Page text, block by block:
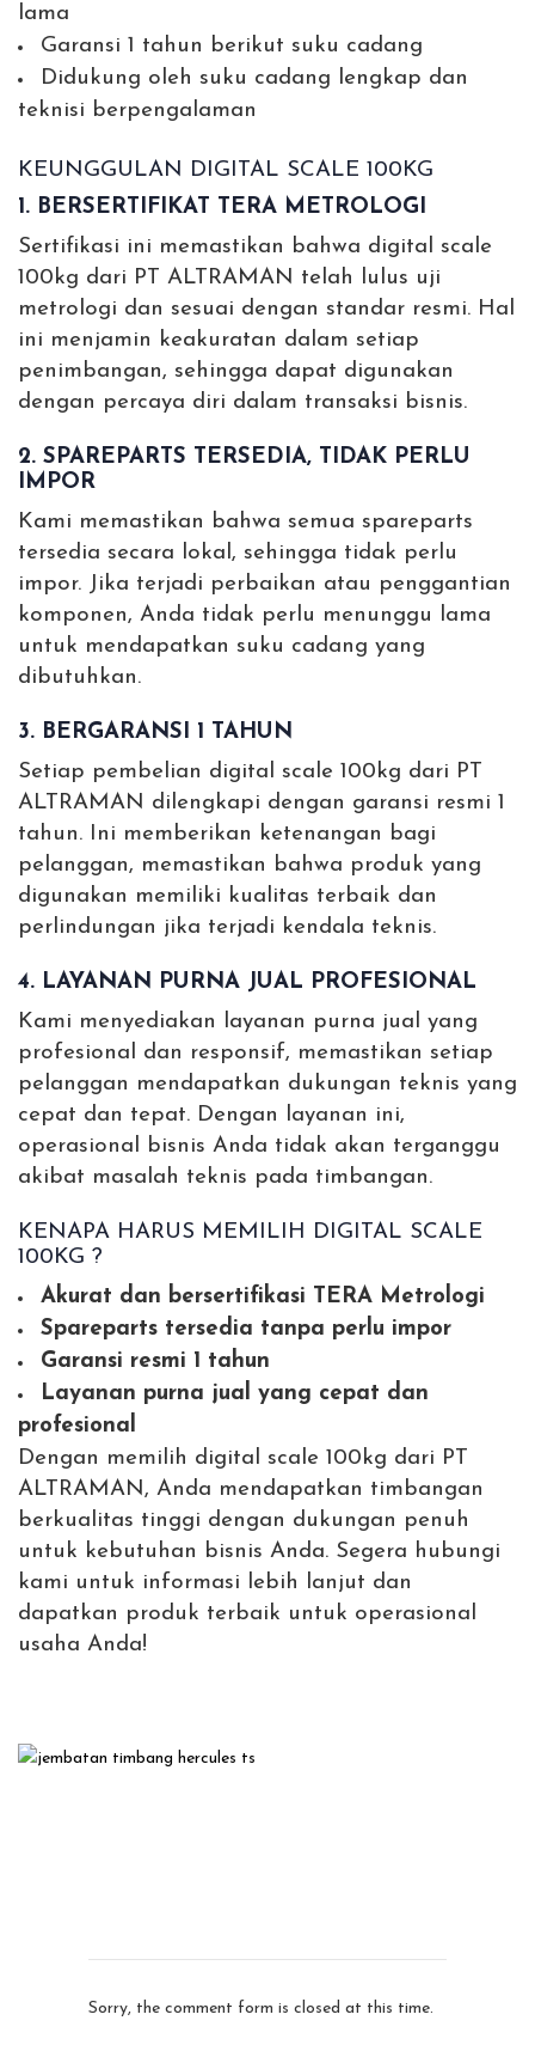
lama
Garansi 1 tahun berikut suku cadang
Didukung oleh suku cadang lengkap dan
teknisi berpengalaman
KEUNGGULAN DIGITAL SCALE 100KG
1. BERSERTIFIKAT TERA METROLOGI
Sertifikasi ini memastikan bahwa digital scale
100kg dari PT ALTRAMAN telah lulus uji
metrologi dan sesuai dengan standar resmi. Hal
ini menjamin keakuratan dalam setiap
penimbangan, sehingga dapat digunakan
dengan percaya diri dalam transaksi bisnis.
2. SPAREPARTS TERSEDIA, TIDAK PERLU
IMPOR
Kami memastikan bahwa semua spareparts
tersedia secara lokal, sehingga tidak perlu
impor. Jika terjadi perbaikan atau penggantian
komponen, Anda tidak perlu menunggu lama
untuk mendapatkan suku cadang yang
dibutuhkan.
3. BERGARANSI 1 TAHUN
Setiap pembelian digital scale 100kg dari PT
ALTRAMAN dilengkapi dengan garansi resmi 1
tahun. Ini memberikan ketenangan bagi
pelanggan, memastikan bahwa produk yang
digunakan memiliki kualitas terbaik dan
perlindungan jika terjadi kendala teknis.
4. LAYANAN PURNA JUAL PROFESIONAL
Kami menyediakan layanan purna jual yang
profesional dan responsif, memastikan setiap
pelanggan mendapatkan dukungan teknis yang
cepat dan tepat. Dengan layanan ini,
operasional bisnis Anda tidak akan terganggu
akibat masalah teknis pada timbangan.
KENAPA HARUS MEMILIH DIGITAL SCALE
100KG ?
Akurat dan bersertifikasi TERA Metrologi
Spareparts tersedia tanpa perlu impor
Garansi resmi 1 tahun
Layanan purna jual yang cepat dan
profesional
Dengan memilih digital scale 100kg dari PT
ALTRAMAN, Anda mendapatkan timbangan
berkualitas tinggi dengan dukungan penuh
untuk kebutuhan bisnis Anda. Segera hubungi
kami untuk informasi lebih lanjut dan
dapatkan produk terbaik untuk operasional
usaha Anda!
Sorry, the comment form is closed at this time.